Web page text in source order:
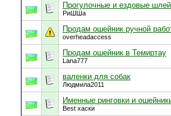
Прогулочные и ездовые
РиШШа
Продам ошейник ручной
overheadaccess
Продам ошейник в Темиртау
Lana777
валенки для собак
Людмила2011
Именные ринговки и
Best хаски